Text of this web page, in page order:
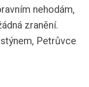
nehodám,
zranění.
Petrůvce